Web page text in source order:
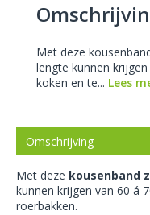
Met deze
lengte kunnen
koken en te... Lees
Omschrijving
Met deze kousenband
kunnen krijgen van 60 á
roerbakken.